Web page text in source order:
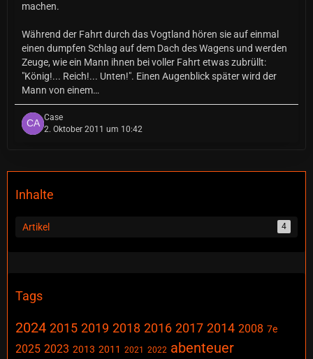
machen.
Während der Fahrt durch das Vogtland hören sie auf einmal
einen dumpfen Schlag auf dem Dach des Wagens und werden
Zeuge, wie ein Mann ihnen bei voller Fahrt etwas zubrüllt:
"König!... Reich!... Unten!". Einen Augenblick später wird der
Mann von einem…
Case
2. Oktober 2011 um 10:42
Inhalte
Artikel 4
Tags
2024 2015 2019 2018 2016 2017 2014 2008 7e
2025 2023 2013 2011 2021 2022 abenteuer